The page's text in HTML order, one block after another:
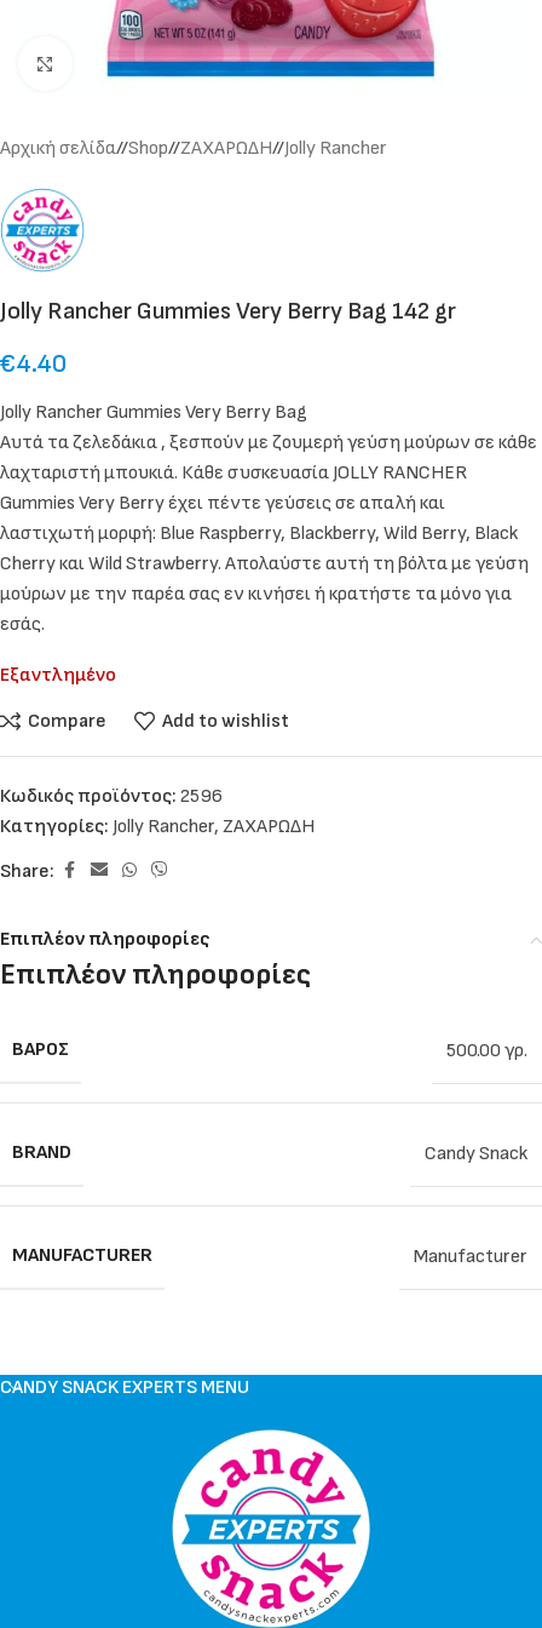
Click to enlarge
Αρχική σελίδα/ Shop/ ΖΑΧΑΡΩΔΗ/ Jolly Rancher
Jolly Rancher Gummies Very Berry Bag 142 gr
€4.40
Jolly Rancher Gummies Very Berry Bag
Αυτά τα ζελεδάκια , ξεσπούν με ζουμερή γεύση μούρων σε κάθε
λαχταριστή μπουκιά. Κάθε συσκευασία JOLLY RANCHER
Gummies Very Berry έχει πέντε γεύσεις σε απαλή και
λαστιχωτή μορφή: Blue Raspberry, Blackberry, Wild Berry, Black
Cherry και Wild Strawberry. Απολαύστε αυτή τη βόλτα με γεύση
μούρων με την παρέα σας εν κινήσει ή κρατήστε τα μόνο για
εσάς.
Εξαντλημένο
Compare
Add to wishlist
Κωδικός προϊόντος: 2596
Κατηγορίες: Jolly Rancher, ΖΑΧΑΡΩΔΗ
Share:
Επιπλέον πληροφορίες
Επιπλέον πληροφορίες
ΒΆΡΟΣ 500.00 γρ.
BRAND Candy Snack
MANUFACTURER Manufacturer
CANDY SNACK EXPERTS MENU